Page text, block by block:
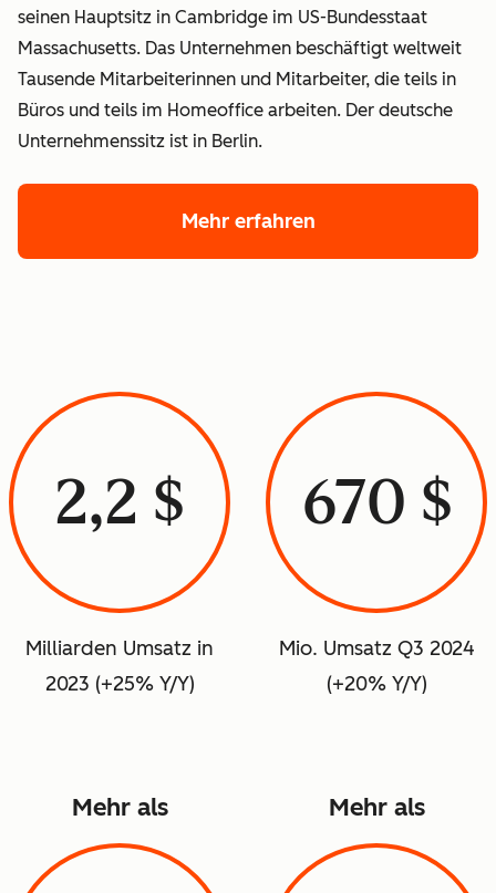
seinen Hauptsitz in Cambridge im US-Bundesstaat
Massachusetts. Das Unternehmen beschäftigt weltweit
Tausende Mitarbeiterinnen und Mitarbeiter, die teils in
Büros und teils im Homeoffice arbeiten. Der deutsche
Unternehmenssitz ist in Berlin.
Mehr erfahren
2,2 $
Milliarden Umsatz in
2023 (+25% Y/Y)
670 $
Mio. Umsatz Q3 2024
(+20% Y/Y)
Mehr als Mehr als